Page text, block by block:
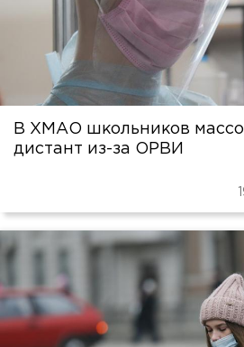
В ХМАО школьников
дистант из-за ОРВИ